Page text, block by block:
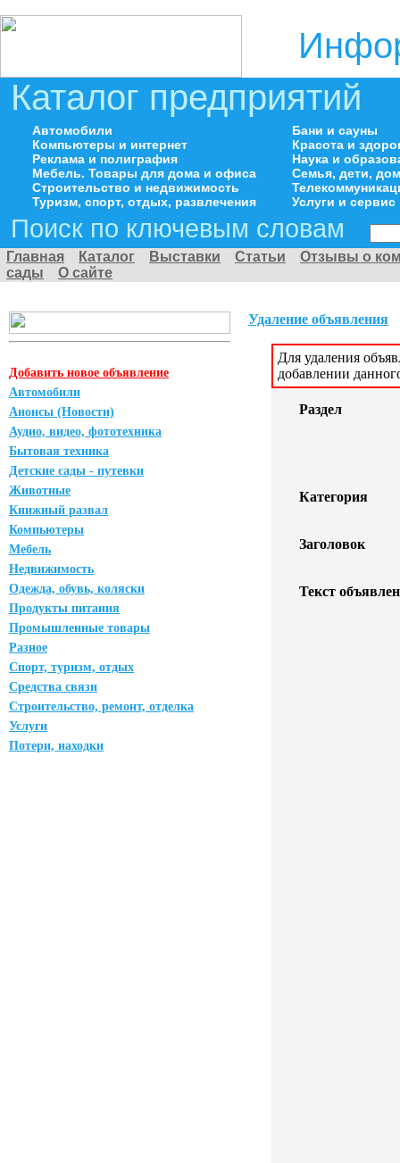
Каталог предприятий
Автомобили
Компьютеры и интернет
Реклама и полиграфия
Мебель. Товары для дома и офиса
Строительство и недвижимость
Туризм, спорт, отдых, развлечения
Бани и сауны
Красота и
Наука и
Семья, дети,
Услуги и сервис
Поиск по ключевым словам
Главная Каталог Выставки Статьи
Отзывы о
сады
О сайте
Добавить новое объявление
Автомобили
Анонсы (Новости)
Аудио, видео, фототехника
Бытовая техника
Детские сады - путевки
Животные
Книжный развал
Компьютеры
Мебель
Недвижимость
Одежда, обувь, коляски
Продукты питания
Промышленные товары
Разное
Спорт, туризм, отдых
Средства связи
Строительство, ремонт, отделка
Услуги
Потери, находки
Удаление объявления
Для удаления
добавлении
Раздел
Категория
Заголовок
Текст